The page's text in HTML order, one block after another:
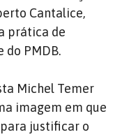
Cantalice,
prática de
PMDB.
Michel Temer
imagem em que
justificar o